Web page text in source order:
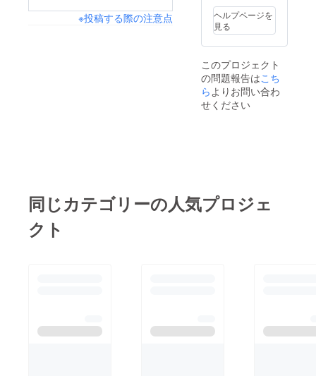
※投稿する際の注意点
ヘルプページを
見る
このプロジェクト
の問題報告はこち
ら よりお問い合わ
せください
同じカテゴリーの人気プロジェ
クト